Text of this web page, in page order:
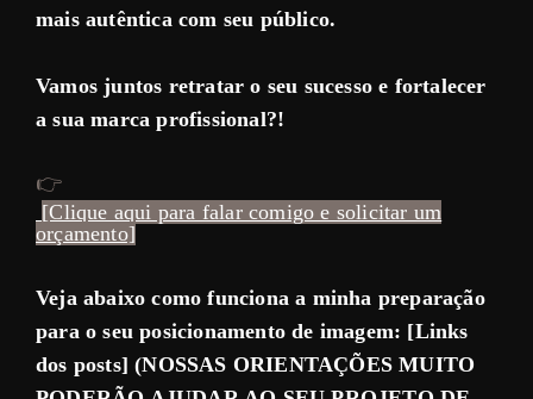
mais autêntica com seu público.
Vamos juntos retratar o seu sucesso e fortalecer
a sua marca profissional?!
👉
[Clique aqui para falar comigo e solicitar um
orçamento]
Veja abaixo como funciona a minha preparação
para o seu posicionamento de imagem: [Links
dos posts] (NOSSAS ORIENTAÇÕES MUITO